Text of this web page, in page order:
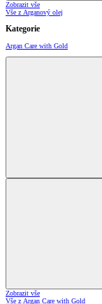
Zobrazit vše
Vše z Arganový olej
Kategorie
Argan Care with Gold
Zobrazit vše
Vše z Argan Care with Gold